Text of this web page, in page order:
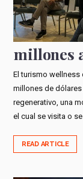
millones
El turismo wellness
millones de
regenerativo, una
el cual se visita o se
READ ARTICLE